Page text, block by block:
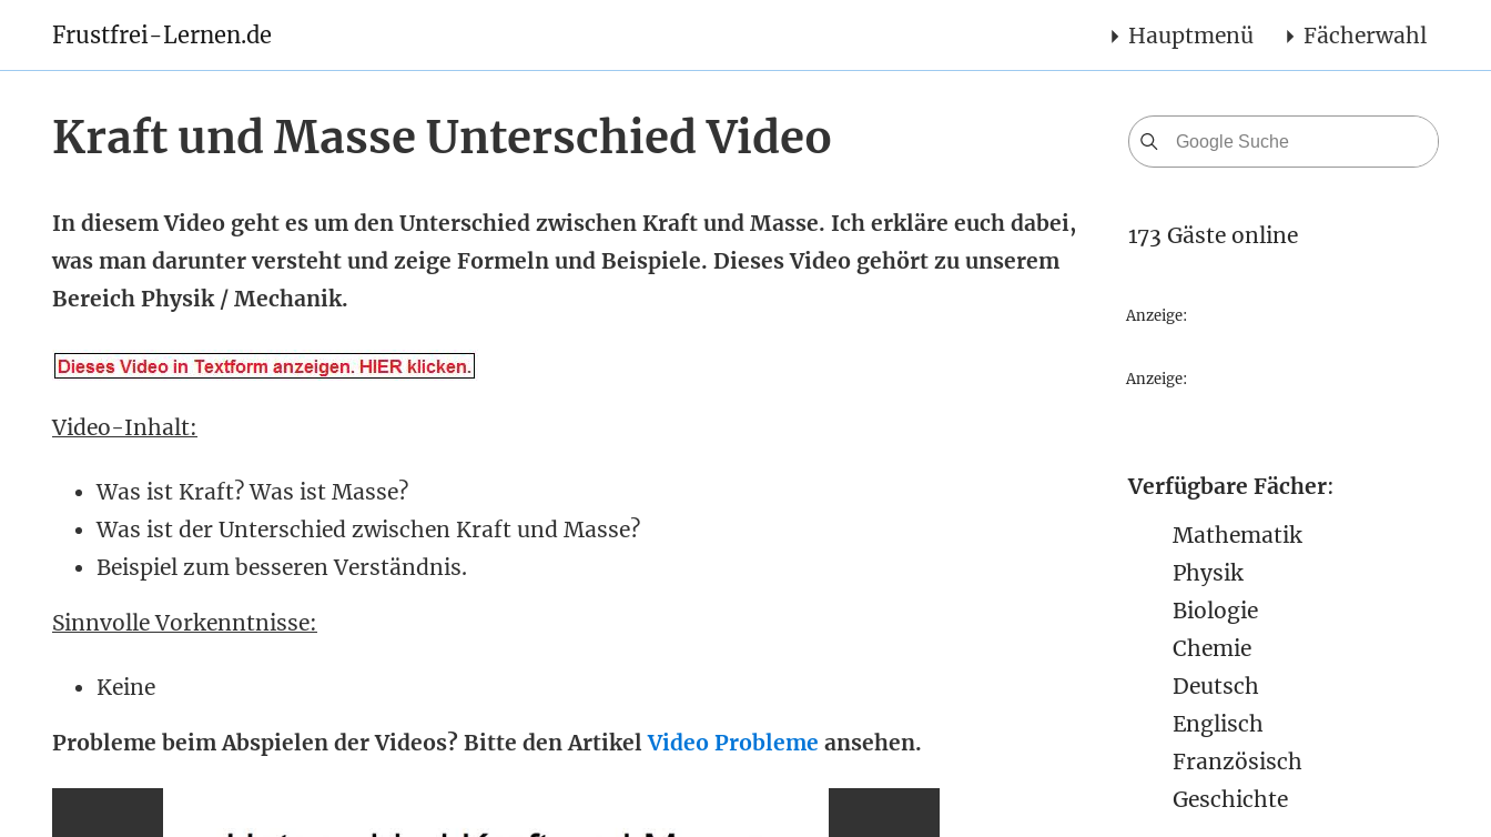
Frustfrei-Lernen.de Hauptmenü Fächerwahl
Kraft und Masse Unterschied Video
In diesem Video geht es um den Unterschied zwischen Kraft und Masse. Ich erkläre euch dabei,
was man darunter versteht und zeige Formeln und Beispiele. Dieses Video gehört zu unserem
Bereich Physik / Mechanik.
Video-Inhalt:
Was ist Kraft? Was ist Masse?
Was ist der Unterschied zwischen Kraft und Masse?
Beispiel zum besseren Verständnis.
Sinnvolle Vorkenntnisse:
Keine
Probleme beim Abspielen der Videos? Bitte den ArtikelVideo Probleme ansehen.
173 Gäste online
Anzeige:
Anzeige:
Verfügbare Fächer:
Mathematik
Physik
Biologie
Chemie
Deutsch
Englisch
Französisch
Geschichte